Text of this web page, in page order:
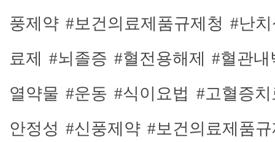
풍제약 #보건의료제품규제청 #난
료제 #뇌졸증 #혈전용해제 #혈관
열약물 #운동 #식이요법 #고혈증
안정성 #신풍제약 #보건의료제품